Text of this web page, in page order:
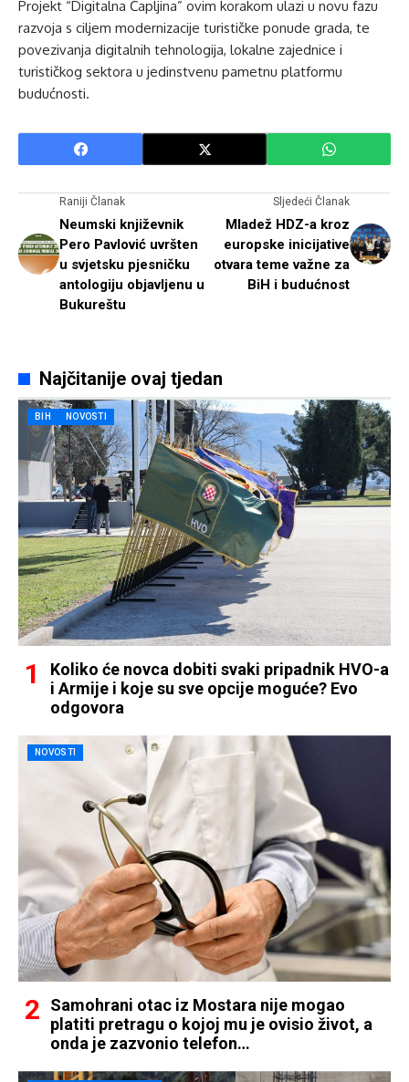
Projekt “Digitalna Čapljina” ovim korakom ulazi u novu fazu
razvoja s ciljem modernizacije turističke ponude grada, te
povezivanja digitalnih tehnologija, lokalne zajednice i
turističkog sektora u jedinstvenu pametnu platformu
budućnosti.
Raniji Članak
Neumski književnik
Pero Pavlović uvršten
u svjetsku pjesničku
antologiju objavljenu u
Bukureštu
Sljedeći Članak
Mladež HDZ-a kroz
europske inicijative
otvara teme važne za
BiH i budućnost
Najčitanije ovaj tjedan
BIH NOVOSTI
Koliko će novca dobiti svaki pripadnik HVO-a
i Armije i koje su sve opcije moguće? Evo
odgovora
NOVOSTI
Samohrani otac iz Mostara nije mogao
platiti pretragu o kojoj mu je ovisio život, a
onda je zazvonio telefon…